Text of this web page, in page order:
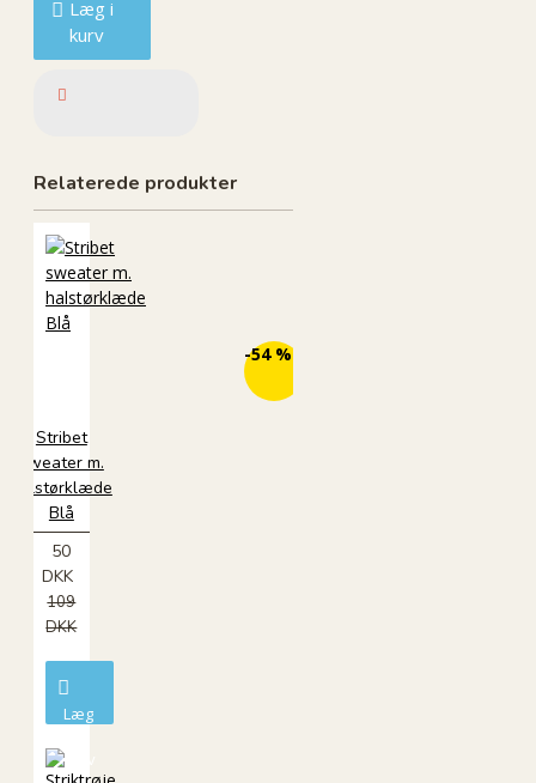
Læg i
kurv
Relaterede produkter
-54 %
Stribet
sweater m.
halstørklæde
Blå
50
DKK
109
DKK
Læg
kurv